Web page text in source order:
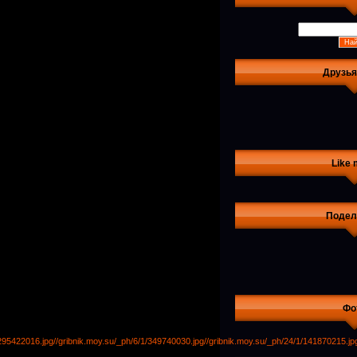
Like
//gribnik.moy.su/_ph/6/1/349740030.jpg//gribnik.moy.su/_ph/24/1/